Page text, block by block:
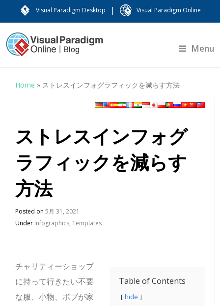
Visual Paradigm Desktop | Visual Paradigm Online
Menu
Home » ストレスインフォグラフィックを減らす方法
ストレスインフォグ
ラフィックを減らす
方法
Posted on5月 31, 2021
Under Infographics,Templates
Table of Contents
hide
チャリティーショップ
に持って行きたい不要
な服、小物、ボブが家